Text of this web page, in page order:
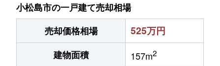
小松島市の一戸建て売却相場
売却価格相場
525万円
建物面積 157m2